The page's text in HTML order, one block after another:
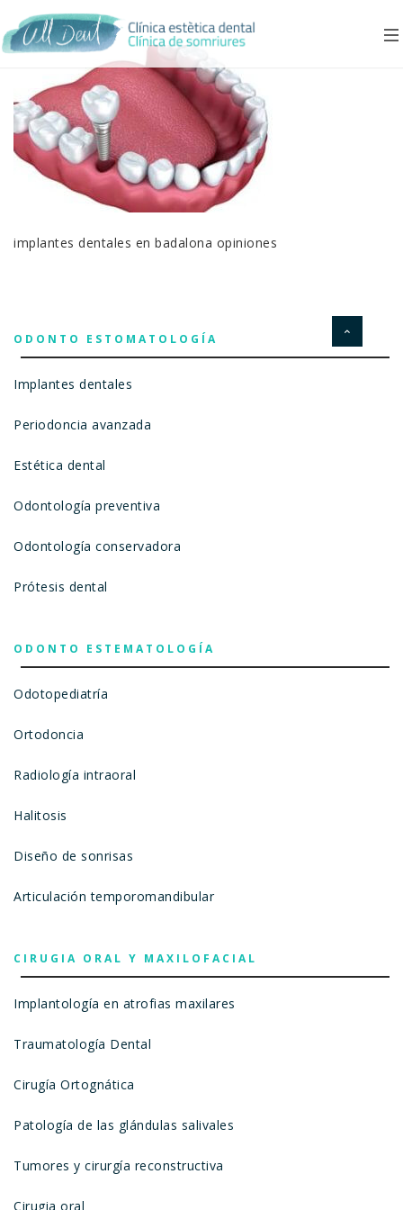
implantes dentales en badalona opiniones
ODONTO ESTOMATOLOGÍA
Implantes dentales
Periodoncia avanzada
Estética dental
Odontología preventiva
Odontología conservadora
Prótesis dental
ODONTO ESTEMATOLOGÍA
Odotopediatría
Ortodoncia
Radiología intraoral
Halitosis
Diseño de sonrisas
Articulación temporomandibular
CIRUGIA ORAL Y MAXILOFACIAL
Implantología en atrofias maxilares
Traumatología Dental
Cirugía Ortognática
Patología de las glándulas salivales
Tumores y cirurgía reconstructiva
Cirugia oral